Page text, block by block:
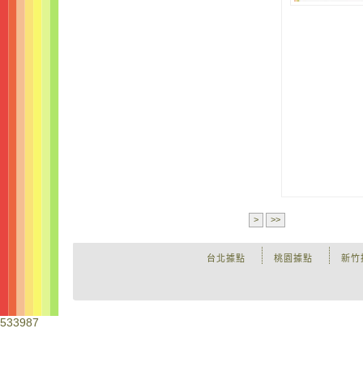
> >>
新竹
桃園據點
台北據點
533987